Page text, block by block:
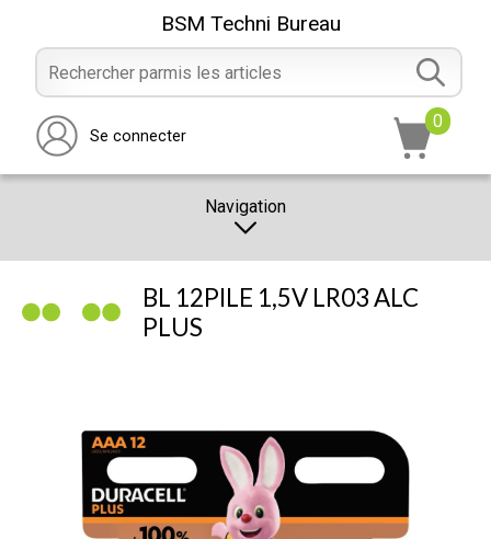
BSM Techni Bureau
Se connecter
0
Navigation
PROMOTION
RÉALISATION
BL 12PILE 1,5V LR03 ALC
PLUS